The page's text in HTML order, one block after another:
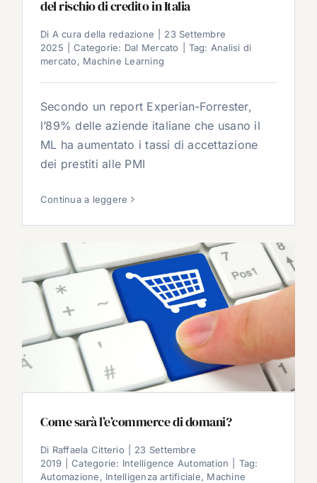
del rischio di credito in Italia
Di A cura della redazione
23 Settembre
2025
Categorie: Dal Mercato Tag: Analisi di
mercato, Machine Learning
Secondo un report Experian-Forrester,
l’89% delle aziende italiane che usano il
ML ha aumentato i tassi di accettazione
dei prestiti alle PMI
Continua a leggere
Come sarà l’e’commerce di domani?
Di Raffaela Citterio
23 Settembre
2019
Categorie: Intelligence Automation
Tag:
Automazione, Intelligenza artificiale, Machine